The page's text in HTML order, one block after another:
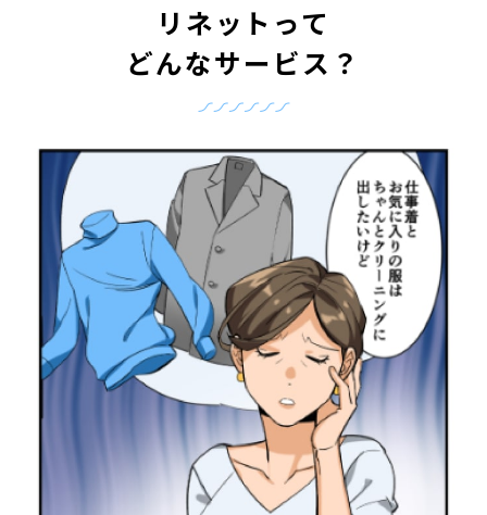
リネットって
どんなサービス？